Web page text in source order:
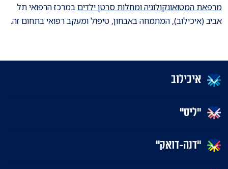
מרפאת המטואונקולוגיה ומחלות סרטן ילדיםבמרכז הרפואי תל
אביב (איכילוב), המתמחה באבחון, טיפול ומעקב רפואי בתחום זה.
איכילוב
"ליס"
"דנה-דואק"